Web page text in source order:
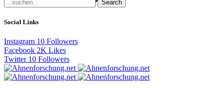
Search
Social Links
Instagram 10 Followers
Facebook 2K Likes
Twitter 10 Followers